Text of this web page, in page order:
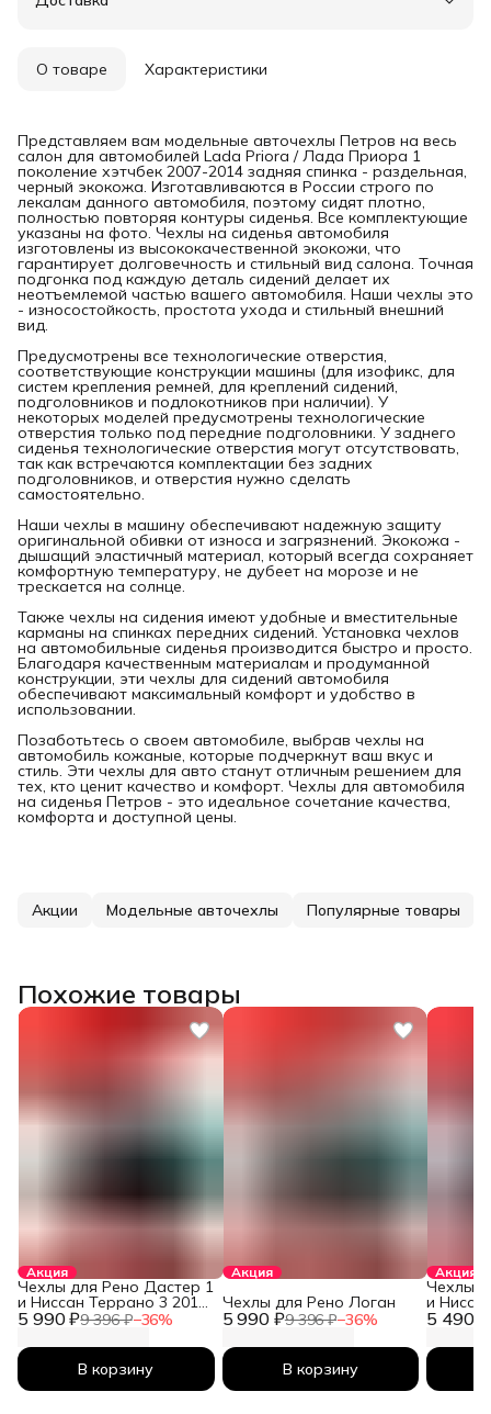
О товаре Характеристики
Представляем вам модельные авточехлы Петров на весь
салон для автомобилей Lada Priora / Лада Приора 1
поколение хэтчбек 2007-2014 задняя спинка - раздельная,
черный экокожа. Изготавливаются в России строго по
лекалам данного автомобиля, поэтому сидят плотно,
полностью повторяя контуры сиденья. Все комплектующие
указаны на фото. Чехлы на сиденья автомобиля
изготовлены из высококачественной экокожи, что
гарантирует долговечность и стильный вид салона. Точная
подгонка под каждую деталь сидений делает их
неотъемлемой частью вашего автомобиля. Наши чехлы это
- износостойкость, простота ухода и стильный внешний
вид.
Предусмотрены все технологические отверстия,
соответствующие конструкции машины (для изофикс, для
систем крепления ремней, для креплений сидений,
подголовников и подлокотников при наличии). У
некоторых моделей предусмотрены технологические
отверстия только под передние подголовники. У заднего
сиденья технологические отверстия могут отсутствовать,
так как встречаются комплектации без задних
подголовников, и отверстия нужно сделать
самостоятельно.
Наши чехлы в машину обеспечивают надежную защиту
оригинальной обивки от износа и загрязнений. Экокожа -
дышащий эластичный материал, который всегда сохраняет
комфортную температуру, не дубеет на морозе и не
трескается на солнце.
Также чехлы на сидения имеют удобные и вместительные
карманы на спинках передних сидений. Установка чехлов
на автомобильные сиденья производится быстро и просто.
Благодаря качественным материалам и продуманной
конструкции, эти чехлы для сидений автомобиля
обеспечивают максимальный комфорт и удобство в
использовании.
Позаботьтесь о своем автомобиле, выбрав чехлы на
автомобиль кожаные, которые подчеркнут ваш вкус и
стиль. Эти чехлы для авто станут отличным решением для
тех, кто ценит качество и комфорт. Чехлы для автомобиля
на сиденья Петров - это идеальное сочетание качества,
комфорта и доступной цены.
Акции Модельные авточехлы Популярные товары
Похожие товары
Акция
5 990 ₽9 396 ₽−36%
Чехлы для Рено Дастер 1
и Ниссан Террано 3 2010-
2026
В корзину
Акция
5 990 ₽9 396 ₽−36%
Чехлы для Рено Логан
В корзину
Акция
5 490 ₽
Чехлы
и
2026